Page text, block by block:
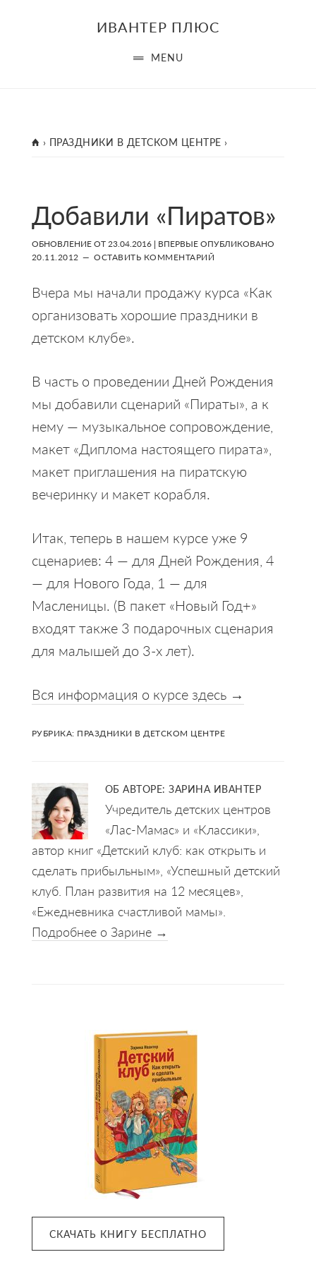
ИВАНТЕР ПЛЮС
MENU
ГЛАВНАЯ
› ПРАЗДНИКИ В ДЕТСКОМ ЦЕНТРЕ ›
Добавили «Пиратов»
ОБНОВЛЕНИЕ ОТ23.04.2016| ВПЕРВЫЕ ОПУБЛИКОВАНО
20.11.2012
ОСТАВИТЬ КОММЕНТАРИЙ
Вчера мы начали продажу курса «Как
организовать хорошие праздники в
детском клубе».
В часть о проведении Дней Рождения
мы добавили сценарий «Пираты», а к
нему — музыкальное сопровождение,
макет «Диплома настоящего пирата»,
макет приглашения на пиратскую
вечеринку и макет корабля.
Итак, теперь в нашем курсе уже 9
сценариев: 4 — для Дней Рождения, 4
— для Нового Года, 1 — для
Масленицы. (В пакет «Новый Год+»
входят также 3 подарочных сценария
для малышей до 3-х лет).
Вся информация о курсе здесь →
РУБРИКА: ПРАЗДНИКИ В ДЕТСКОМ ЦЕНТРЕ
ОБ АВТОРЕ:ЗАРИНА ИВАНТЕР
Учредитель детских центров
«Лас-Мамас» и «Классики»,
автор книг «Детский клуб: как открыть и
сделать прибыльным», «Успешный детский
клуб. План развития на 12 месяцев»,
«Ежедневника счастливой мамы».
Подробнее о Зарине →
Primary
Sidebar
СКАЧАТЬ КНИГУ БЕСПЛАТНО